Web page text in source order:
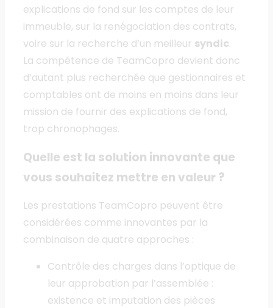
explications de fond sur les comptes de leur
immeuble, sur la renégociation des contrats,
voire sur la recherche d’un meilleur syndic.
La compétence de TeamCopro devient donc
d’autant plus recherchée que gestionnaires et
comptables ont de moins en moins dans leur
mission de fournir des explications de fond,
trop chronophages.
Quelle est la solution innovante que
vous souhaitez mettre en valeur ?
Les prestations TeamCopro peuvent être
considérées comme innovantes par la
combinaison de quatre approches :
Contrôle des charges dans l’optique de
leur approbation par l’assemblée :
existence et imputation des pièces